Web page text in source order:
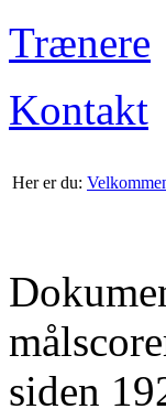
Trænere
Kontakt
Her er du:
siden